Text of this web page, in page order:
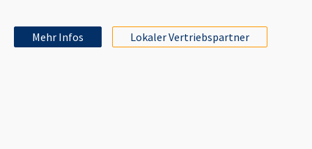
Mehr Infos Lokaler Vertriebspartner